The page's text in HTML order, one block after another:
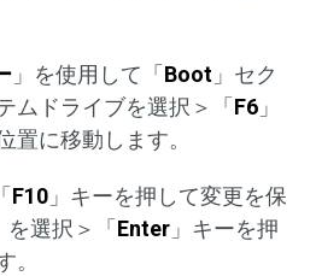
」を使用して「 Boot 」セク
ムドライブを選択＞「 F6 」
置に移動します。
F10 」キーを押して変更を保
を選択＞「 Enter 」キーを押
。